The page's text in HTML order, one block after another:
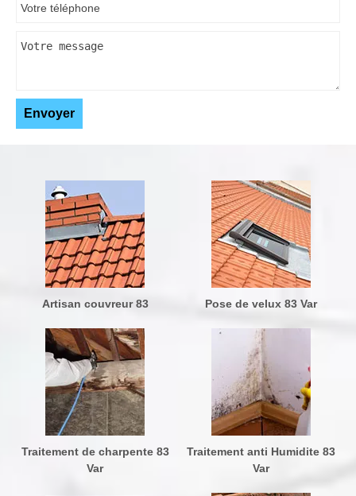
Artisan couvreur 83 Pose de velux 83 Var
Traitement de charpente 83
Var
Traitement anti Humidite 83
Var